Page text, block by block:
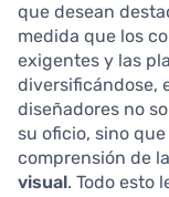
que desean
medida que los
exigentes y las
diversificándose,
diseñadores no
su oficio, sino
comprensión de la
visual. Todo esto